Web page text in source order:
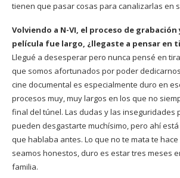
tienen que pasar cosas para canalizarlas en
Volviendo a N-VI, el proceso de grabación
película fue largo, ¿llegaste a pensar en
Llegué a desesperar pero nunca pensé en
que somos afortunados por poder
cine documental es especialmente duro en
procesos muy, muy largos en los que no
final del túnel. Las dudas y las inseguridades
pueden desgastarte muchísimo, pero ahí
que hablaba antes. Lo que no te mata te
seamos honestos, duro es estar tres meses
familia.